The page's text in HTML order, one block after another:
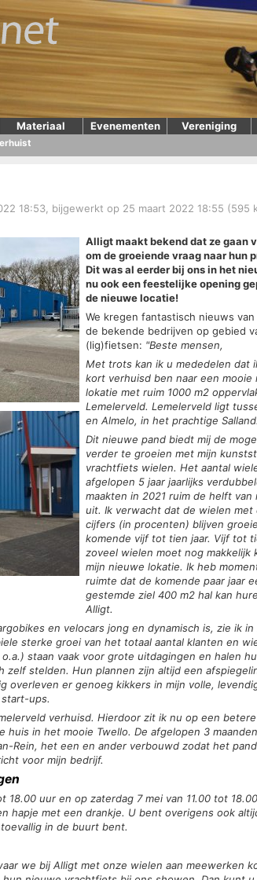
Materiaal Evenementen Vereniging
18:53, bijgewerkt op 25 maart 2022 18:55 (595
Alligt maakt bekend dat ze gaan
om de groeiende vraag naar hun
Dit was al eerder bij ons in het
nu ook een feestelijke opening
de nieuwe locatie!
We kregen fantastisch nieuws van
de bekende bedrijven op gebied
(lig)fietsen: "Beste mensen,
Met trots kan ik u mededelen dat
kort verhuisd ben naar een mooie
lokatie met ruim 1000 m2
Lemelerveld. Lemelerveld ligt
en Almelo, in het prachtige Salland.
Dit nieuwe pand biedt mij de
verder te groeien met mijn
vrachtfiets wielen. Het aantal
afgelopen 5 jaar jaarlijks
maakten in 2021 ruim de helft van
uit. Ik verwacht dat de wielen met
cijfers (in procenten) blijven
komende vijf tot tien jaar. Vijf tot
zoveel wielen moet nog makkelijk
mijn nieuwe lokatie. Ik heb
ruimte dat de komende paar jaar
gestemde ziel 400 m2 hal kan
Alligt.
en velocars jong en dynamisch is, zie ik in
sterke groei van het totaal aantal klanten en
staan vaak voor grote uitdagingen en halen
zelf stelden. Hun plannen zijn altijd een
overleven er genoeg kikkers in mijn volle,
ups.
verhuisd. Hierdoor zit ik nu op een betere
huis in het mooie Twello. De afgelopen 3
Rein, het een en ander verbouwd zodat het
voor mijn bedrijf.
18.00 uur en op zaterdag 7 mei van 11.00 tot
hapje met een drankje. U bent overigens ook
in de buurt bent.
we bij Alligt met onze wielen aan meewerken